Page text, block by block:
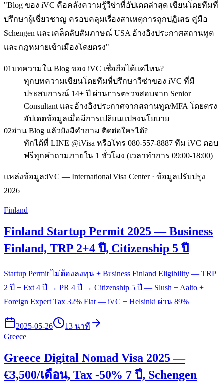
"Blog ของ iVC คือคลังความรู้วีซ่าที่อัปเดตล่าสุด เขียนโดยทีมที่
ปรึกษาผู้เชี่ยวชาญ ครอบคลุมเรื่องสาเหตุการถูกปฏิเสธ คู่มือ
Schengen และเคล็ดลับสัมภาษณ์ USA อ้างอิงประกาศสถานทูต
และกฎหมายเข้าเมืองโดยตรง"
01บทความใน Blog ของ iVC เชื่อถือได้แค่ไหน?
ทุกบทความเขียนโดยทีมที่ปรึกษาวีซ่าของ iVC ที่มี
ประสบการณ์ 14+ ปี ผ่านการตรวจสอบจาก Senior
Consultant และอ้างอิงประกาศจากสถานทูต/MFA โดยตรง
อัปเดตข้อมูลเมื่อมีการเปลี่ยนแปลงนโยบาย
02อ่าน Blog แล้วยังมีคำถาม ติดต่อใครได้?
ทักได้ที่ LINE @iVisa หรือโทร 080-557-8887 ทีม iVC ตอบ
ฟรีทุกคำถามภายใน 1 ชั่วโมง (เวลาทำการ 09:00-18:00)
แหล่งข้อมูล:iVC — International Visa Center · ข้อมูลปรับปรุง
2026
Finland
Finland Startup Permit 2025 — Business
Finland, TRP 2+4 ปี, Citizenship 5 ปี
Startup Permit ไม่ต้องลงทุน + Business Finland Eligibility — TRP
2 ปี + Ext 4 ปี → PR 4 ปี → Citizenship 5 ปี — Slush + Aalto +
Foreign Expert Tax 32% Flat — iVC + Helsinki ผ่าน 89%
2025-05-26
13 นาที
Greece
Greece Digital Nomad Visa 2025 —
€3,500/เดือน, Tax -50% 7 ปี, Schengen